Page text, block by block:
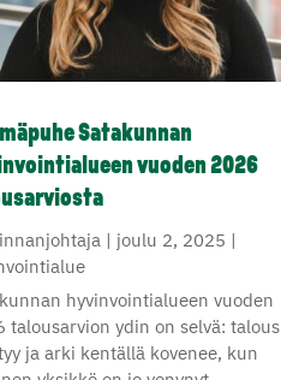
Satakunnan
vuoden 2026
| joulu 2, 2025 |
hyvinvointialueen vuoden
talousarvion ydin on selvä: talous
ja arki kentällä kovenee, kun